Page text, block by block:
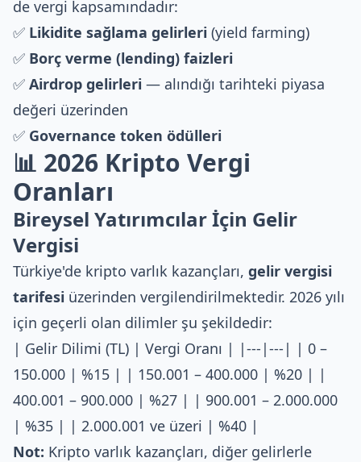
de vergi kapsamındadır:
✅ Likidite sağlama gelirleri (yield farming)
✅ Borç verme (lending) faizleri
✅ Airdrop gelirleri — alındığı tarihteki piyasa
değeri üzerinden
✅ Governance token ödülleri
📊 2026 Kripto Vergi
Oranları
Bireysel Yatırımcılar İçin Gelir
Vergisi
Türkiye'de kripto varlık kazançları, gelir vergisi
tarifesi üzerinden vergilendirilmektedir. 2026 yılı
için geçerli olan dilimler şu şekildedir:
| Gelir Dilimi (TL) | Vergi Oranı | |---|---| | 0 –
150.000 | %15 | | 150.001 – 400.000 | %20 | |
400.001 – 900.000 | %27 | | 900.001 – 2.000.000
| %35 | | 2.000.001 ve üzeri | %40 |
Not: Kripto varlık kazançları, diğer gelirlerle